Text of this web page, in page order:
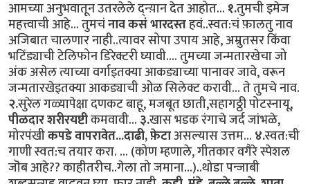
आमच्या अनुभवातून उतरलेले द्न्य़ान देत आहोत...१.तुमची इमेज
महत्त्वाची आहे... तुमचंनाव कसं भारदस्तहवं..स्वत:चं फ़ालतु नाव
अजिबात चालणार नाही..त्यावर सोपा उपाय आहे, अम्रुतसर किंवा
भटिंड्याची टेलिफोन डिरेक्टरी घ्यावी.... तुमच्या जन्मतारखेचा जो
अंक असेल त्याच्या वर्गाइतक्या आकड्याच्या पानावर जावे, वरून
जन्मतारखेइतक्या आकड्याची ओळ सिलेक्ट करावी... ते तुमचे नाव.
२.सुरेल गळ्यापेक्षा दणकट बाहू, मजबूत छाती,सहागठ्ठी पोटस्नायू,
पीळदार शरीरयष्टीकमवावी...३.खास भडक रंगाचे जर्द जांभळे,
मोरपंखीकपडे वापरावेत...दाढी, फ़ेटाअसल्यास उत्तम...४.स्वत:ची
गाणी स्वत:च तयार करा. ... (कोण म्हणाले, गीतकार वगैरे स्पेशल
जॊब आहे?? काहीतरीच..गेला तो जमाना...)..थोडा पन्जाबी